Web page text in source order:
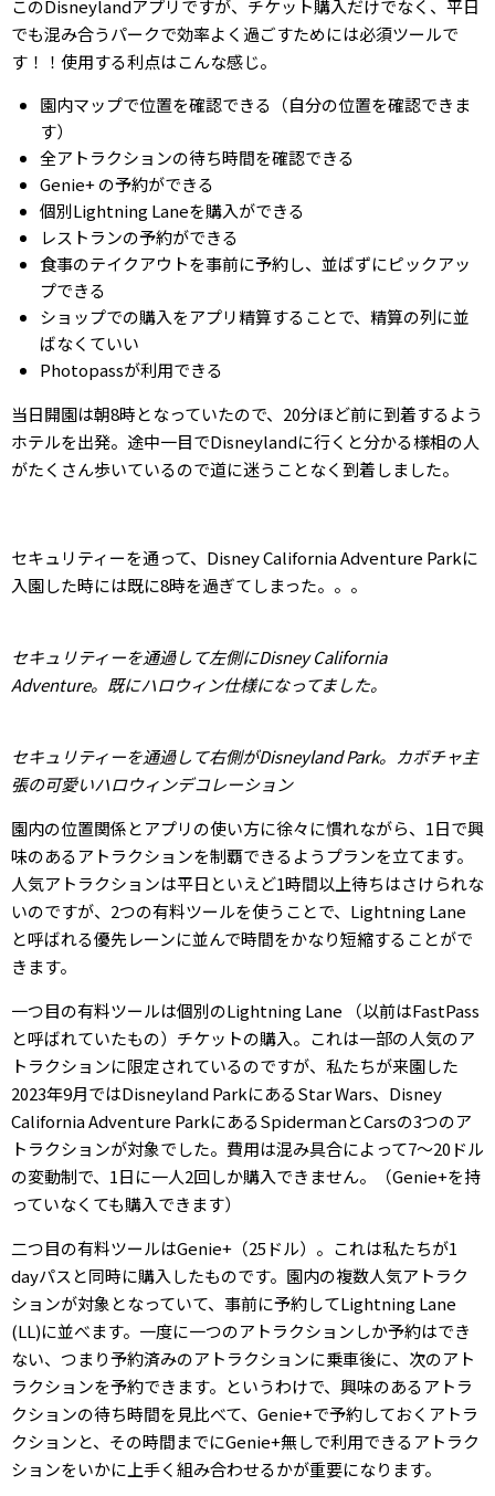
このDisneylandアプリですが、チケット購入だけでなく、平日
でも混み合うパークで効率よく過ごすためには必須ツールで
す！！使用する利点はこんな感じ。
園内マップで位置を確認できる（自分の位置を確認できま
す）
全アトラクションの待ち時間を確認できる
Genie+ の予約ができる
個別Lightning Laneを購入ができる
レストランの予約ができる
食事のテイクアウトを事前に予約し、並ばずにピックアッ
プできる
ショップでの購入をアプリ精算することで、精算の列に並
ばなくていい
Photopassが利用できる
当日開園は朝8時となっていたので、20分ほど前に到着するよう
ホテルを出発。途中一目でDisneylandに行くと分かる様相の人
がたくさん歩いているので道に迷うことなく到着しました。
セキュリティーを通って、Disney California Adventure Parkに
入園した時には既に8時を過ぎてしまった。。。
セキュリティーを通過して左側にDisney California
Adventure。既にハロウィン仕様になってました。
セキュリティーを通過して右側がDisneyland Park。カボチャ主
張の可愛いハロウィンデコレーション
園内の位置関係とアプリの使い方に徐々に慣れながら、1日で興
味のあるアトラクションを制覇できるようプランを立てます。
人気アトラクションは平日といえど1時間以上待ちはさけられな
いのですが、2つの有料ツールを使うことで、Lightning Lane
と呼ばれる優先レーンに並んで時間をかなり短縮することがで
きます。
一つ目の有料ツールは個別のLightning Lane （以前はFastPass
と呼ばれていたもの）チケットの購入。これは一部の人気のア
トラクションに限定されているのですが、私たちが来園した
2023年9月ではDisneyland ParkにあるStar Wars、Disney
California Adventure ParkにあるSpidermanとCarsの3つのア
トラクションが対象でした。費用は混み具合によって7〜20ドル
の変動制で、1日に一人2回しか購入できません。（Genie+を持
っていなくても購入できます）
二つ目の有料ツールはGenie+（25ドル）。これは私たちが1
dayパスと同時に購入したものです。園内の複数人気アトラク
ションが対象となっていて、事前に予約してLightning Lane
(LL)に並べます。一度に一つのアトラクションしか予約はでき
ない、つまり予約済みのアトラクションに乗車後に、次のアト
ラクションを予約できます。というわけで、興味のあるアトラ
クションの待ち時間を見比べて、Genie+で予約しておくアトラ
クションと、その時間までにGenie+無しで利用できるアトラク
ションをいかに上手く組み合わせるかが重要になります。